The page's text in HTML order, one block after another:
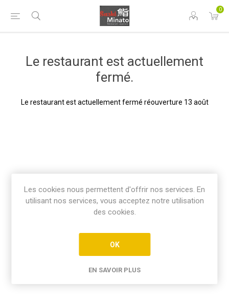
0
Le restaurant est actuellement
fermé.
Le restaurant est actuellement fermé réouverture 13 août
Les cookies nous permettent d'offrir nos services. En
utilisant nos services, vous acceptez notre utilisation
des cookies.
OK
EN SAVOIR PLUS